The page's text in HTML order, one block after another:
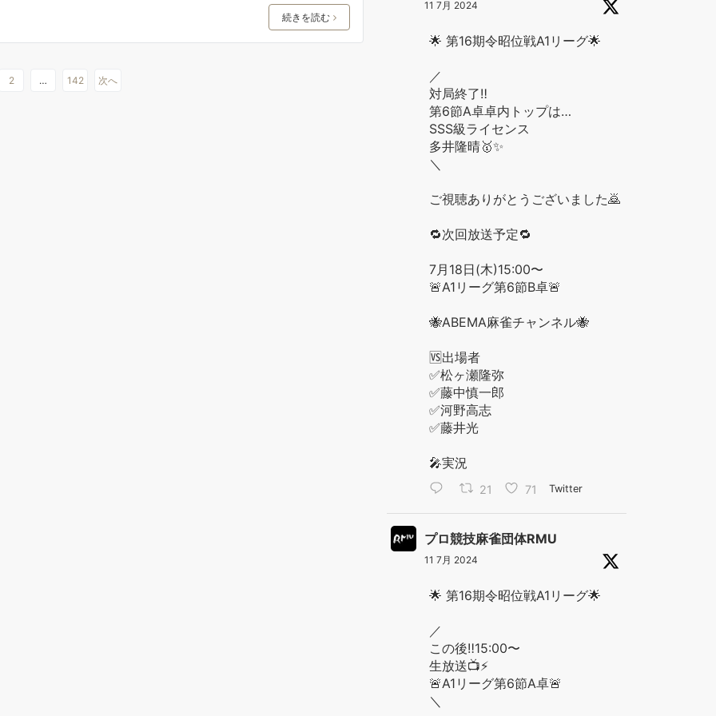
続きを読む
2 … 142 次へ
11 7月 2024
🌟 第16期令昭位戦A1リーグ🌟
／
対局終了‼️
第6節A卓卓内トップは…
SSS級ライセンス
多井隆晴🥇✨
＼
ご視聴ありがとうございました🙇
🔁次回放送予定🔁
7月18日(木)15:00〜
🚨A1リーグ第6節B卓🚨
🐝ABEMA麻雀チャンネル🐝
🆚出場者
✅松ヶ瀬隆弥
✅藤中慎一郎
✅河野高志
✅藤井光
🎤実況
21 71 Twitter
プロ競技麻雀団体RMU
11 7月 2024
🌟 第16期令昭位戦A1リーグ🌟
／
この後‼️15:00〜
生放送📺⚡️
🚨A1リーグ第6節A卓🚨
＼